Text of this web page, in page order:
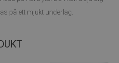
på ett mjukt underlag.